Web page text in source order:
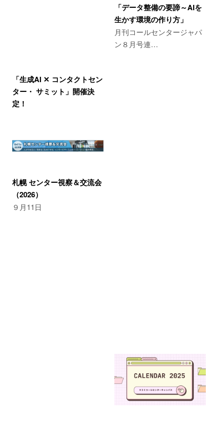
「生成AI ✕ コンタクトセン
ター・ サミット」開催決
定！
「データ整備の要諦～AIを
生かす環境の作り方」
月刊コールセンタージャパ
ン８月号連…
札幌 センター視察＆交流会
（2026）
９月11日